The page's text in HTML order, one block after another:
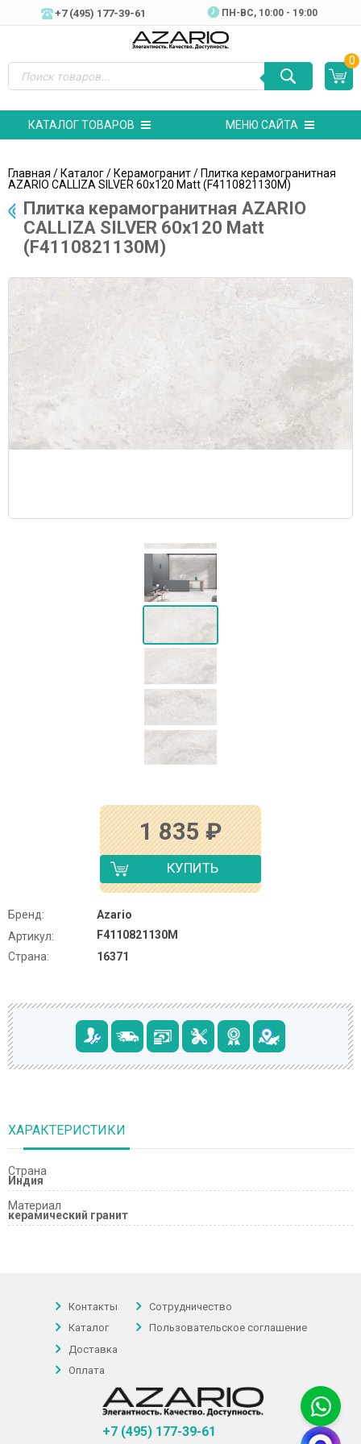
+7 (495) 177-39-61 ПН-ВC, 10:00 - 19:00
0
КАТАЛОГ ТОВАРОВ МЕНЮ САЙТА
Главная /Каталог/Керамогранит/ Плитка керамогранитная
AZARIO CALLIZA SILVER 60х120 Matt (F4110821130M)
Плитка керамогранитная AZARIO
CALLIZA SILVER 60х120 Matt
(F4110821130M)
1 835 ₽
КУПИТЬ
Бренд:
Azario
Артикул:
F4110821130M
Страна:
16371
ХАРАКТЕРИСТИКИ
Страна
Индия
Материал
керамический гранит
Контакты
Каталог
Доставка
Оплата
Сотрудничество
Пользовательское соглашение
+7 (495) 177-39-61